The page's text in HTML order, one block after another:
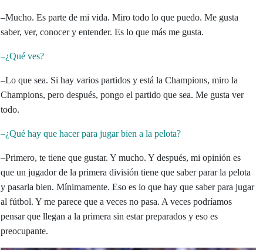
–Mucho. Es parte de mi vida. Miro todo lo que puedo. Me gusta
saber, ver, conocer y entender. Es lo que más me gusta.
–¿Qué ves?
–Lo que sea. Si hay varios partidos y está la Champions, miro la
Champions, pero después, pongo el partido que sea. Me gusta ver
todo.
–¿Qué hay que hacer para jugar bien a la pelota?
–Primero, te tiene que gustar. Y mucho. Y después, mi opinión es
que un jugador de la primera división tiene que saber parar la pelota
y pasarla bien. Mínimamente. Eso es lo que hay que saber para jugar
al fútbol. Y me parece que a veces no pasa. A veces podríamos
pensar que llegan a la primera sin estar preparados y eso es
preocupante.